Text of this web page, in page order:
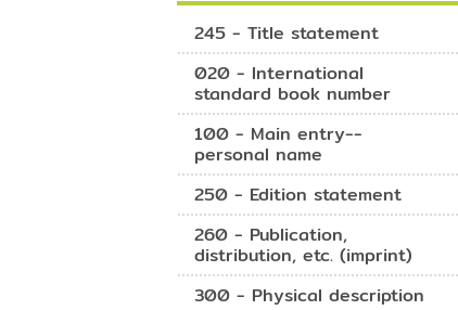
245 - Title statement
020 - International
standard book number
100 - Main entry--
personal name
250 - Edition statement
260 - Publication,
distribution, etc. (imprint)
300 - Physical description